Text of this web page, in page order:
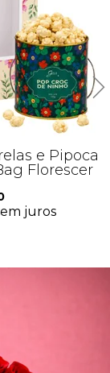
e Pipoca
Florescer
juros